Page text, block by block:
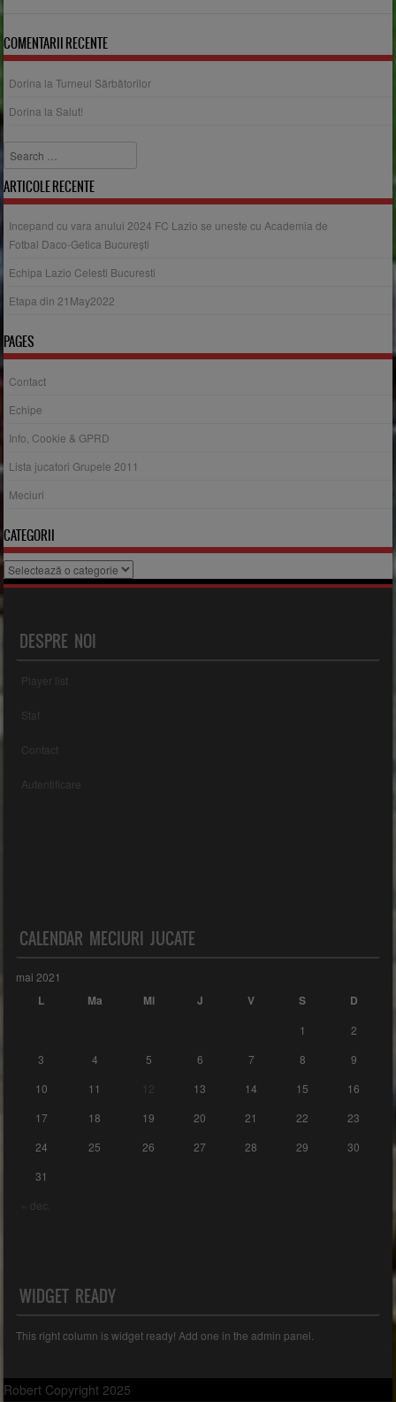
COMENTARII RECENTE
Dorina laTurneul Sărbătorilor
Dorina la Salut!
Search
ARTICOLE RECENTE
Incepand cu vara anului 2024 FC Lazio se uneste cu Academia de
Fotbal Daco-Getica București
Echipa Lazio Celesti Bucuresti
Etapa din 21May2022
PAGES
Contact
Echipe
Info, Cookie & GPRD
Lista jucatori Grupele 2011
Meciuri
CATEGORII
Categorii
DESPRE NOI
Player list
Staf
Contact
Autentificare
CALENDAR MECIURI JUCATE
mai 2021
L Ma Mi J V S D
« dec.
1
2
3
4 5 6 7 8
9
10
11 12 13 14 15
16
17
18 19 20 21 22
23
24
25 26 27 28 29
30
31
WIDGET READY
This right column is widget ready! Add one in the admin panel.
Robert Copyright 2025